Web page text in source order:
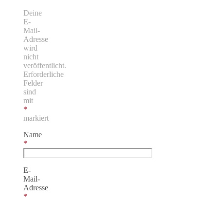
Deine
E-
Mail-
Adresse
wird
nicht
veröffentlicht.
Erforderliche
Felder
sind
mit
*
markiert
Name
*
E-
Mail-
Adresse
*